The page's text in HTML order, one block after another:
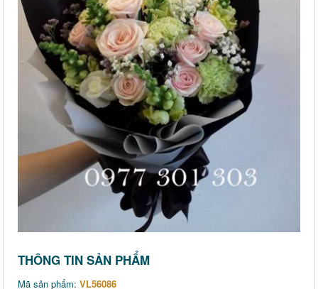
THÔNG TIN SẢN PHẨM
Mã sản phẩm: VL56086